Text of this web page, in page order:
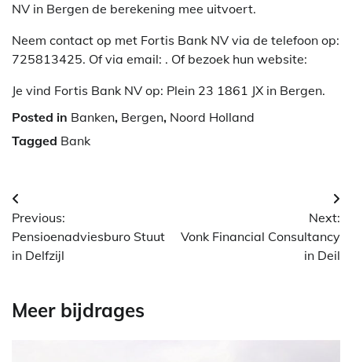
NV in Bergen de berekening mee uitvoert.
Neem contact op met Fortis Bank NV via de telefoon op:
725813425. Of via email: . Of bezoek hun website:
Je vind Fortis Bank NV op: Plein 23 1861 JX in Bergen.
Posted in Banken, Bergen, Noord Holland
Tagged Bank
Berichtnavigatie
Previous:
Pensioenadviesburo Stuut
in Delfzijl
Next:
Vonk Financial Consultancy
in Deil
Meer bijdrages